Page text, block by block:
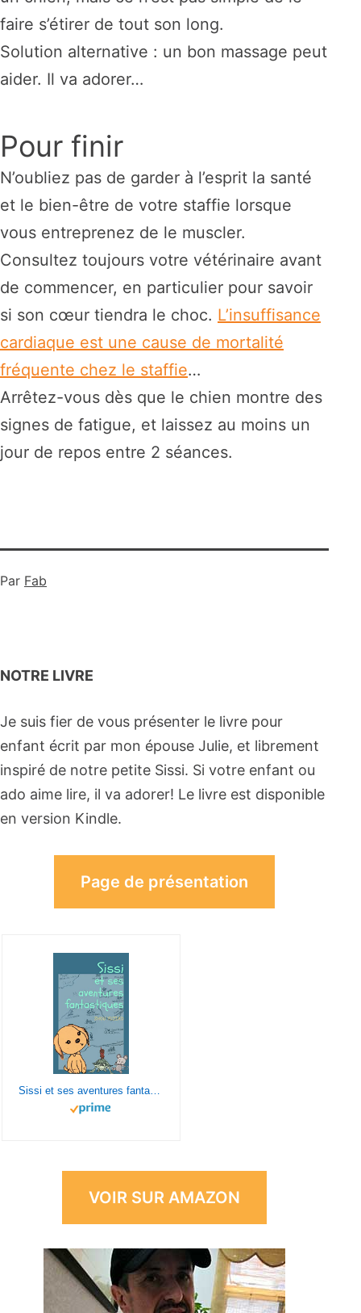
faire s’étirer de tout son long.
Solution alternative : un bon massage peut
aider. Il va adorer…
Pour finir
N’oubliez pas de garder à l’esprit la santé
et le bien-être de votre staffie lorsque
vous entreprenez de le muscler.
Consultez toujours votre vétérinaire avant
de commencer, en particulier pour savoir
si son cœur tiendra le choc. L’insuffisance
cardiaque est une cause de mortalité
fréquente chez le staffie…
Arrêtez-vous dès que le chien montre des
signes de fatigue, et laissez au moins un
jour de repos entre 2 séances.
Par Fab
NOTRE LIVRE
Je suis fier de vous présenter le livre pour
enfant écrit par mon épouse Julie, et librement
inspiré de notre petite Sissi. Si votre enfant ou
ado aime lire, il va adorer! Le livre est disponible
en version Kindle.
Page de présentation
VOIR SUR AMAZON